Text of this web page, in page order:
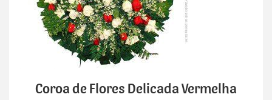
Coroa de Flores Delicada Vermelha